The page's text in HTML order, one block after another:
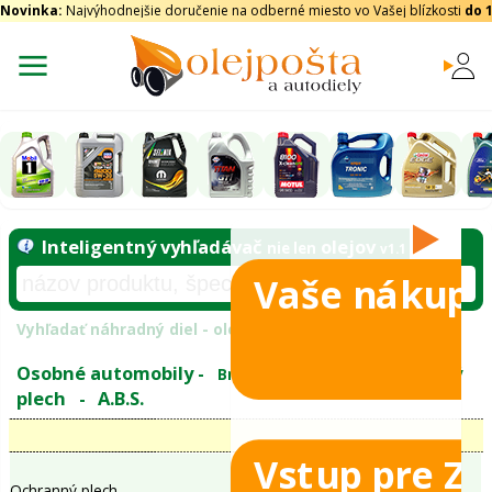
Novinka: Najvýhodnejšie doručenie na odberné miesto vo Vašej blízkosti do
Inteligentný vyhľadávač
Vyhľadať náhradný diel - olejový filter -
Vaše nákupy
Vstup pre